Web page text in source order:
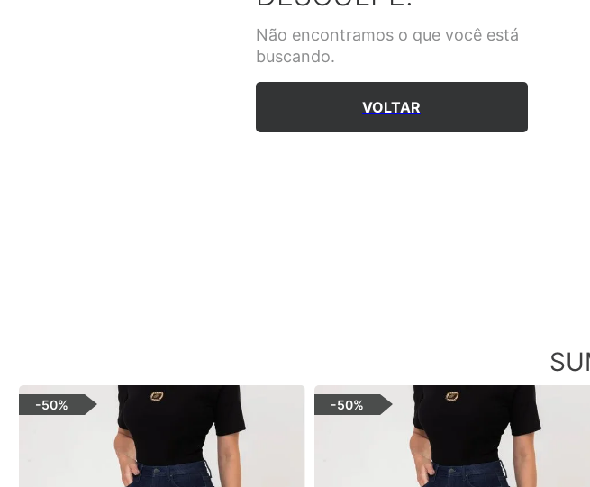
Não encontramos o que você está
buscando.
VOLTAR
-50% -50%